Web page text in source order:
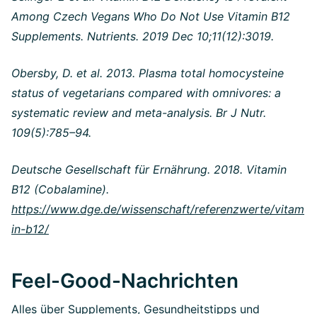
Among Czech Vegans Who Do Not Use Vitamin B12
Supplements. Nutrients. 2019 Dec 10;11(12):3019.
Obersby, D. et al. 2013. Plasma total homocysteine
status of vegetarians compared with omnivores: a
systematic review and meta-analysis. Br J Nutr.
109(5):785–94.
Deutsche Gesellschaft für Ernährung. 2018. Vitamin
B12 (Cobalamine).
https://www.dge.de/wissenschaft/referenzwerte/vitam
in-b12/
Feel-Good-Nachrichten
Alles über Supplements, Gesundheitstipps und